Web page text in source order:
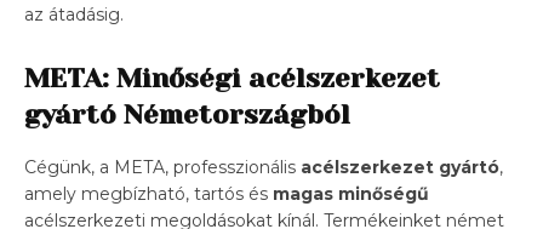
az átadásig.
META: Minőségi acélszerkezet
gyártó Németországból
Cégünk, a META, professzionális acélszerkezet gyártó,
amely megbízható, tartós és magas minőségű
acélszerkezeti megoldásokat kínál. Termékeinket német